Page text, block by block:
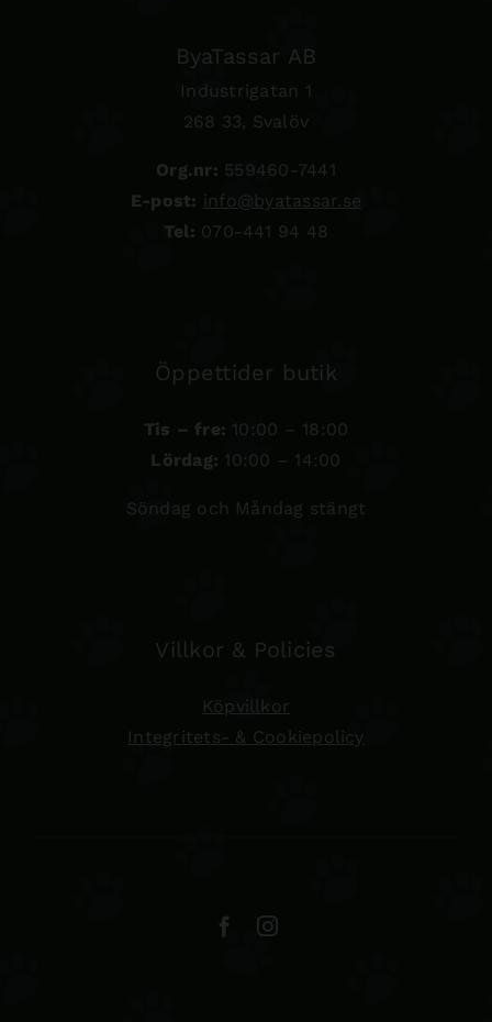
ByaTassar AB
Industrigatan 1
268 33, Svalöv
Org.nr: 559460-7441
E-post: info@byatassar.se
Tel: 070-441 94 48
Öppettider butik
Tis – fre: 10:00 – 18:00
Lördag: 10:00 – 14:00
Söndag och Måndag stängt
Villkor & Policies
Köpvillkor
Integritets- & Cookiepolicy